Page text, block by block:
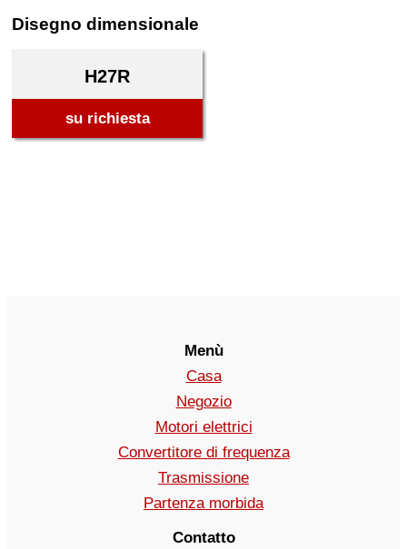
Disegno dimensionale
H27R
su richiesta
Menù
Casa
Negozio
Motori elettrici
Convertitore di frequenza
Trasmissione
Partenza morbida
Contatto